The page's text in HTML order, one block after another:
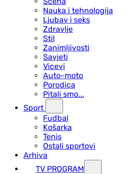
Nauka i tehnologija
Ljubav i seks
Zdravlje
Stil
Zanimljivosti
Savjeti
Vicevi
Auto-moto
Porodica
Pitali smo...
Sport
Fudbal
Košarka
Tenis
Ostali sportovi
Arhiva
TV PROGRAM